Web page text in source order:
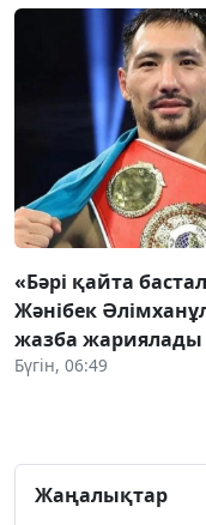
«Бәрі қайта
Жәнібек
жазба жариялады
Бүгін, 06:49
Жаңалықтар